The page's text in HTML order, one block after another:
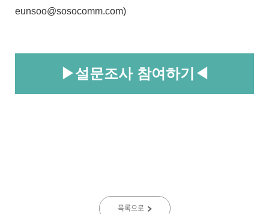
eunsoo@sosocomm.com)
▶설문조사 참여하기 ◀
목록으로